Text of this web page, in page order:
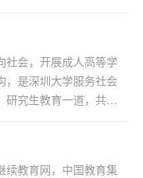
社会，开展成人高等学
，是深圳大学服务社会
研究生教育一道，共同
续教育网，中国教育集